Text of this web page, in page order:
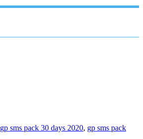
gp sms pack 30 days 2020, gp sms pack